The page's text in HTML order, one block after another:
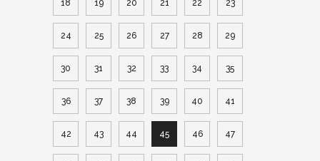
18 19 20 21 22 23
24 25 26 27 28 29
30 31 32 33 34 35
36 37 38 39 40 41
42 43 44 45 46 47